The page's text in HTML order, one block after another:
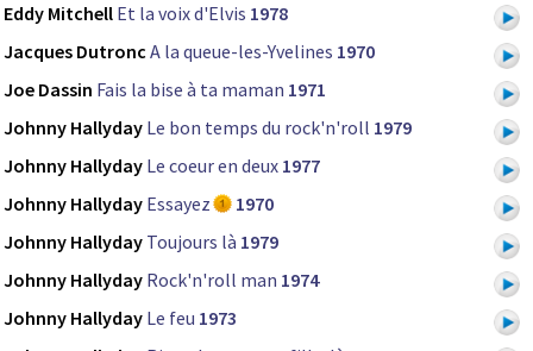
Eddy Mitchell Et la voix d'Elvis 1978
Jacques Dutronc A la queue-les-Yvelines 1970
Joe Dassin Fais la bise à ta maman 1971
Johnny Hallyday Le bon temps du rock'n'roll 1979
Johnny Hallyday Le coeur en deux 1977
Johnny Hallyday Essayez
1970
Johnny Hallyday Toujours là 1979
Johnny Hallyday Rock'n'roll man 1974
Johnny Hallyday Le feu 1973